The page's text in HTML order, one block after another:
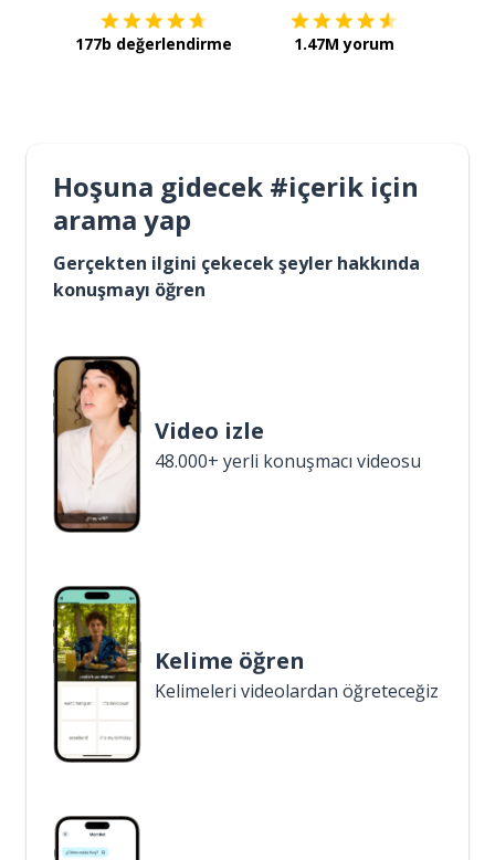
177b değerlendirme 1.47M yorum
Hoşuna gidecek #içerik için
arama yap
Gerçekten ilgini çekecek şeyler hakkında
konuşmayı öğren
Video izle
48.000+ yerli konuşmacı videosu
Kelime öğren
Kelimeleri videolardan öğreteceğiz